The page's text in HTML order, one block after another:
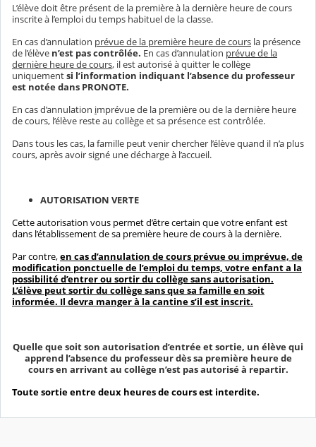
L’élève doit être présent de la première à la dernière heure de cours
inscrite à l’emploi du temps habituel de la classe.
En cas d’annulation prévue de la première heure de cours la présence
de l’élève n’est pas contrôlée. En cas d’annulation prévue de la
dernière heure de cours, il est autorisé à quitter le collège
uniquementsi l’information indiquant l’absence du professeur
est notée dans PRONOTE.
En cas d’annulation imprévue de la première ou de la dernière heure
de cours, l’élève reste au collège et sa présence est contrôlée.
Dans tous les cas, la famille peut venir chercher l’élève quand il n’a plus
cours, après avoir signé une décharge à l’accueil.
AUTORISATION VERTE
Cette autorisation vous permet d’être certain que votre enfant est
dans l’établissement de sa première heure de cours à la dernière.
Par contre,en cas d’annulation de cours prévue ou imprévue, de
modification ponctuelle de l’emploi du temps, votre enfant a la
possibilité d’entrer ou sortir du collège sans autorisation.
L’élève peut sortir du collège sans que sa famille en soit
informée. Il devra manger à la cantine s’il est inscrit.
Quelle que soit son autorisation d’entrée et sortie, un élève qui
apprend l’absence du professeur dès sa première heure de
cours en arrivant au collège n’est pas autorisé à repartir.
Toute sortie entre deux heures de cours est interdite.